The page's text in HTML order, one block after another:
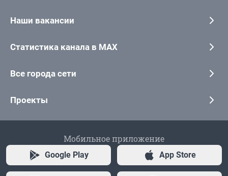
Наши вакансии
Статистика канала в MAX
Все города сети
Проекты
Мобильное приложение
Google Play App Store